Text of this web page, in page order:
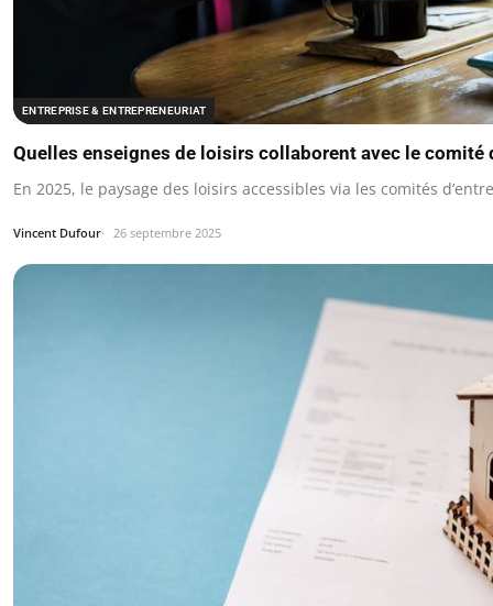
ENTREPRISE & ENTREPRENEURIAT
Quelles enseignes de loisirs collaborent avec le comité
En 2025, le paysage des loisirs accessibles via les comités
Vincent Dufour 26 septembre 2025